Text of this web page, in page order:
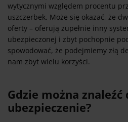
wytycznymi względem procentu
uszczerbek. Może się okazać, że
oferty – oferują zupełnie inny
ubezpieczonej i zbyt pochopnie
spowodować, że podejmiemy złą
nam zbyt wielu korzyści.
Gdzie można znaleźć
ubezpieczenie?